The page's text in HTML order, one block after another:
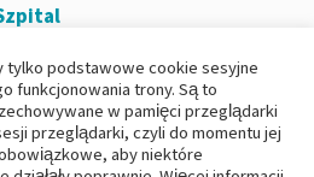
tylko podstawowe cookie sesyjne
funkcjonowania trony. Są to
w pamięci przeglądarki
przeglądarki, czyli do momentu jej
aby niektóre